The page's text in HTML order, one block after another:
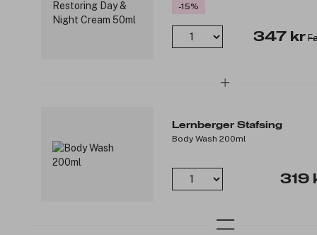
-15%
347 kr
Lernberger Stafsing
Body Wash 200ml
319